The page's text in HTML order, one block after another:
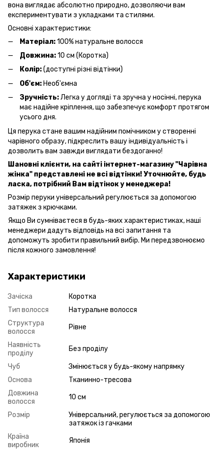
вона виглядає абсолютно природно, дозволяючи вам
експериментувати з укладками та стилями.
Основні характеристики:
Матеріал:100% натуральне волосся
Довжина:10 см (Коротка)
Колір:(доступні різні відтінки)
Об'єм: Необ'ємна
Зручність:Легка у догляді та зручна у носінні, перука
має надійне кріплення, що забезпечує комфорт протягом
усього дня.
Ця перука стане вашим надійним помічником у створенні
чарівного образу, підкреслить вашу індивідуальність і
дозволить вам завжди виглядати бездоганно!
Шановні клієнти, на сайті інтернет-магазину "Чарівна
жінка" представлені не всі відтінки! Уточнюйте, будь
ласка, потрібний Вам відтінок у менеджера!
Розмір перуки універсальний регулюється за допомогою
затяжек з крючками.
Якщо Ви сумніваєтеся в будь-яких характеристиках, наші
менеджери дадуть відповідь на всі запитання та
допоможуть зробити правильний вибір. Ми передзвонюємо
після кожного замовлення!
Характеристики
Зачіска
Коротка
Тип волосся
Натуральне волосся
Структура
волосся
Рівне
Наявність
проділу
Без проділу
Чуб
Змінюється у будь-якому напрямку
Основа
Тканинно-тресова
Довжина
волосся
10 см
Розмір
Універсальний, регулюється за допомогою
затяжок із гачками
Країна
виробник
Японія